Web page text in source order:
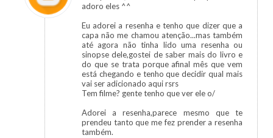
adoro eles ^^
Eu adorei a resenha e tenho que dizer que a
capa não me chamou atenção...mas também
até agora não tinha lido uma resenha ou
sinopse dele,gostei de saber mais do livro e
do que se trata porque afinal mês que vem
está chegando e tenho que decidir qual mais
vai ser adicionado aqui rsrs
Tem filme? gente tenho que ver ele o/
Adorei a resenha,parece mesmo que te
prendeu tanto que me fez prender a resenha
também.